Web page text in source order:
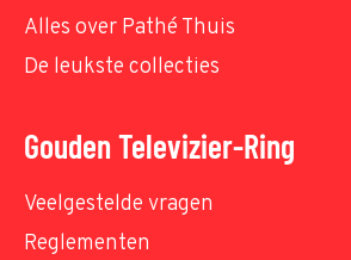
Alles over Pathé Thuis
De leukste collecties
Gouden Televizier-Ring
Veelgestelde vragen
Reglementen